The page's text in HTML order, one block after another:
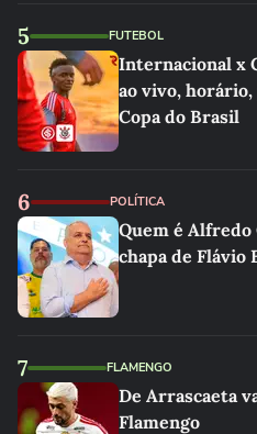
5 FUTEBOL
Internacional x
ao vivo, horário,
Copa do Brasil
6 POLÍTICA
Quem é Alfredo
chapa de Flávio
7 FLAMENGO
De Arrascaeta
Flamengo